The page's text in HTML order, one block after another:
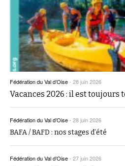
Fédération du Val d’Oise- 28 juin 2026
Vacances 2026 : il est toujours
Fédération du Val d’Oise- 28 juin 2026
BAFA / BAFD : nos stages d’été
Fédération du Val d’Oise- 27 juin 2026